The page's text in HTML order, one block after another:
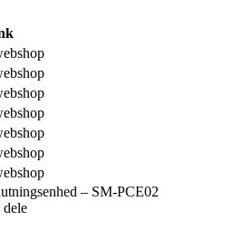
– SM-PCE02